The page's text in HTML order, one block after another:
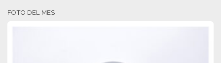
FOTO DEL MES